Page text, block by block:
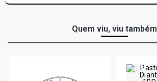
Quem viu, viu também